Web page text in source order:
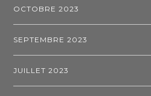
OCTOBRE 2023
SEPTEMBRE 2023
JUILLET 2023